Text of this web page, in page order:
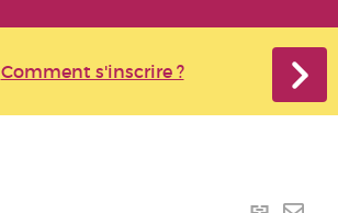
Comment s'inscrire ?
Lien